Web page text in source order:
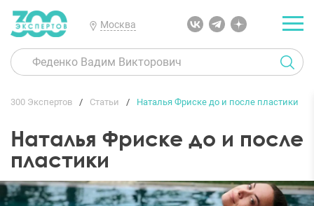
Москва
300 Экспертов Статьи Наталья Фриске до и после пластики
Наталья Фриске до и после
пластики